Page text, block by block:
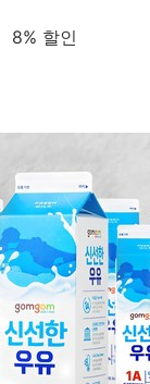
8% 할인